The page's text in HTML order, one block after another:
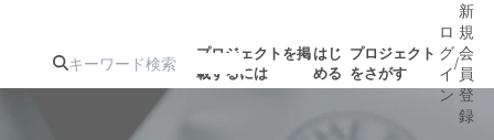
プロジェクトを掲
載するには
はじ
める
プロジェクト
をさがす
ロ
グ
イ
ン
/
新
規
会
員
登
録